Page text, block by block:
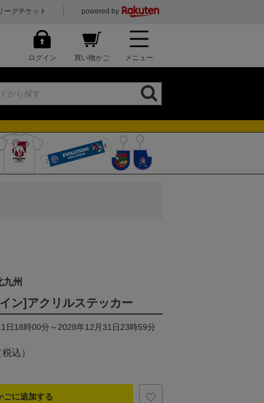
ーグチケット powered by
ログイン 買い物かご メニュー
九州
ン]アクリルステッカー
日18時00分～2028年12月31日23時59分
込）
ごに追加する